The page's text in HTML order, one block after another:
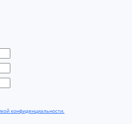
конфиденциальности.